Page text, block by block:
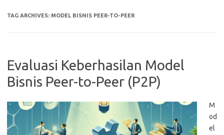
TAG ARCHIVES: MODEL BISNIS PEER-TO-PEER
Evaluasi Keberhasilan Model
Bisnis Peer-to-Peer (P2P)
M
od
el